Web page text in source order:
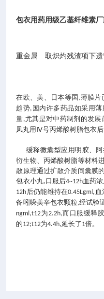
包衣用药用级乙基纤维素
重金属　取炽灼残渣项下
在欧、美、日本等国 ,薄膜片
趋势, 国内许多药品如采用
量,尤其是对中药制剂的发
凤丸用 Ⅳ号丙烯酸树脂包衣后
缓释微囊型应用明胶、
衍生物、丙烯酸树脂等材料
散原理通过扩散介质间囊膜
包衣小丸, 口服后4~12h血药
12h后仍能维持在0.45Lgml, 血
备吲哚美辛包衣颗粒,经试验
ngml,t12为2.2h,而口服缓释
的12;t12为4.4h,延长了 1倍。